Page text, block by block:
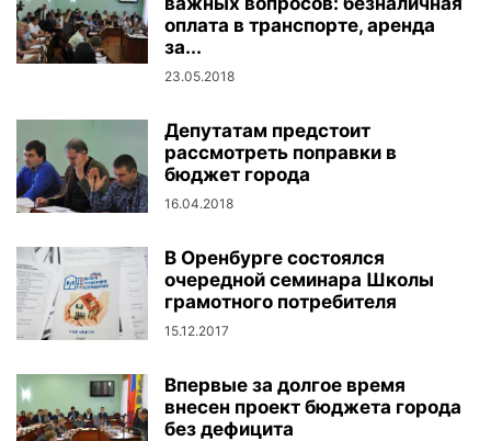
оплата в транспорте, аренда
за...
23.05.2018
Депутатам предстоит
рассмотреть поправки в
бюджет города
16.04.2018
В Оренбурге состоялся
очередной семинара Школы
грамотного потребителя
15.12.2017
Впервые за долгое время
внесен проект бюджета города
без дефицита